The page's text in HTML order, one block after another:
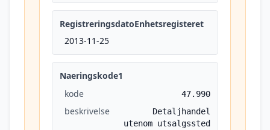
RegistreringsdatoEnhetsregisteret
2013-11-25
Naeringskode1
kode
47.990
beskrivelse
Detaljhandel
utenom utsalgssted